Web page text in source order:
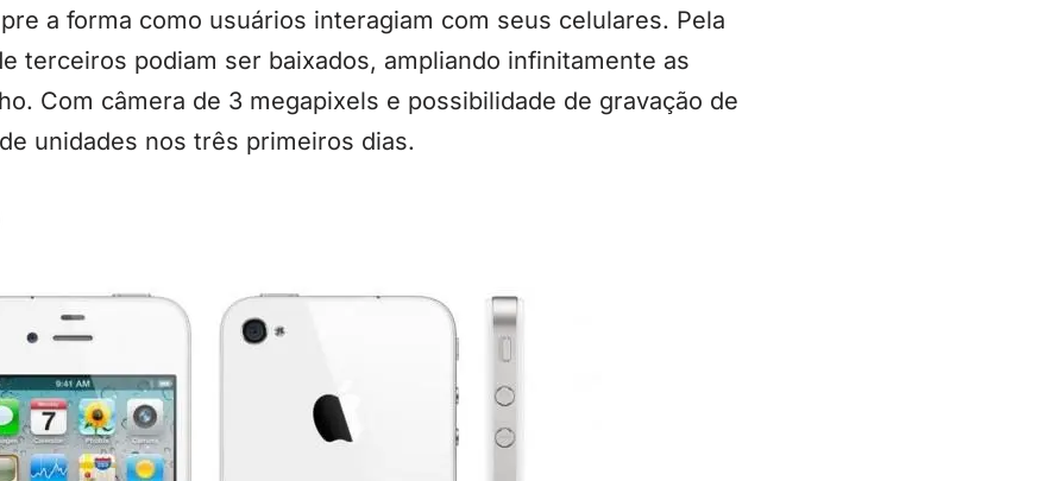
a forma como usuários interagiam com seus celulares. Pela
terceiros podiam ser baixados, ampliando infinitamente as
Com câmera de 3 megapixels e possibilidade de gravação de
unidades nos três primeiros dias.